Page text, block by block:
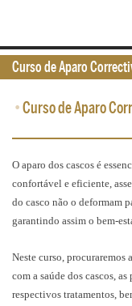
•Curso de Aparo
O aparo dos cascos é
confortável e eficiente,
do casco não o deformam
garantindo assim o bem-
Neste curso,
com a saúde dos cascos,
respectivos tratamentos,
Curso de Aparo